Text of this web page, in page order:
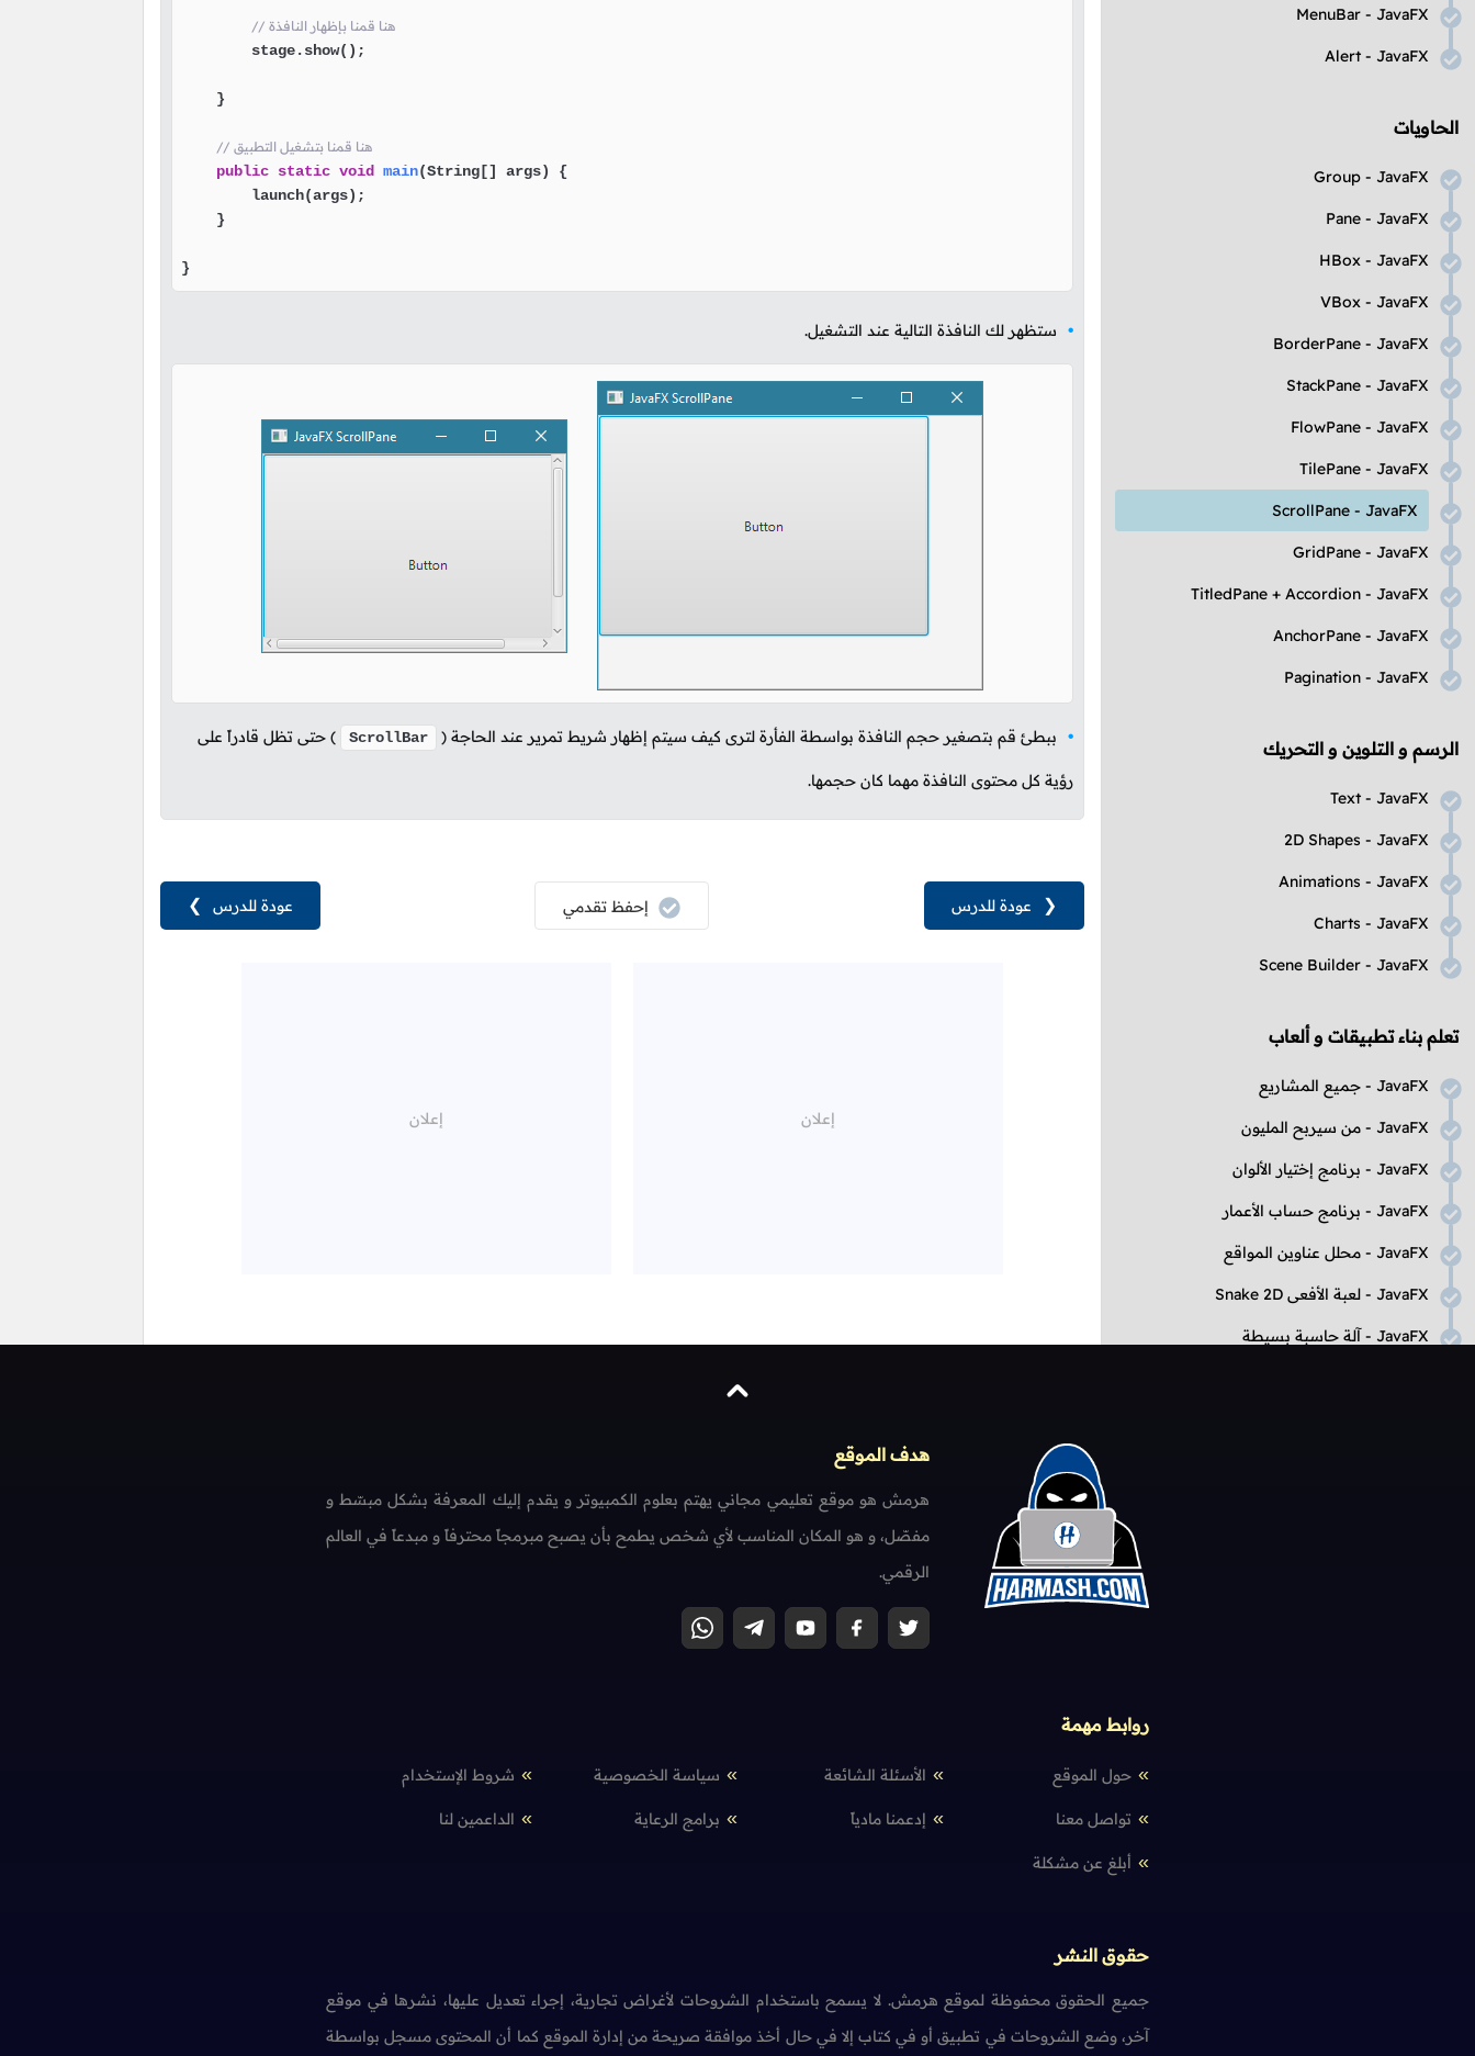
JavaFX
-
MenuBar
JavaFX
-
Alert
الحاويات
JavaFX
-
Group
JavaFX
-
Pane
JavaFX
-
HBox
JavaFX
-
VBox
JavaFX
-
BorderPane
JavaFX
-
StackPane
JavaFX
-
FlowPane
JavaFX
-
TilePane
JavaFX
-
ScrollPane
JavaFX
-
GridPane
JavaFX
-
Accordion
+
TitledPane
JavaFX
-
AnchorPane
JavaFX
-
Pagination
الرسم و التلوين و التحريك
JavaFX
-
Text
JavaFX
-
2D Shapes
JavaFX
-
Animations
JavaFX
-
Charts
JavaFX
-
Scene Builder
تعلم بناء تطبيقات و ألعاب
JavaFX - جميع المشاريع
JavaFX - من سيربح المليون
JavaFX - برنامج إختيار الألوان
JavaFX - برنامج حساب الأعمار
JavaFX - محلل عناوين المواقع
JavaFX - لعبة الأفعى Snake 2D
JavaFX - آلة حاسبة بسيطة
// هنا قمنا بإظهار النافذة
        stage.show();
    }
// هنا قمنا بتشغيل التطبيق
public static void main(String[] args)
{
        launch(args);
    }
}
ستظهر لك النافذة التالية عند التشغيل.
ببطئ قم بتصغير حجم النافذة بواسطة الفأرة لترى كيف سيتم إظهار شريط تمرير عند الحاجة (
ScrollBar
) حتى تظل قادراً على
رؤية كل محتوى النافذة مهما كان حجمها.
عودة للدرس ❯ إحفظ تقدمي ❮ عودة للدرس
هدف الموقع
هرمش هو موقع تعليمي مجاني يهتم بعلوم الكمبيوتر و يقدم إليك المعرفة بشكل مبسّط و
مفصّل، و هو المكان المناسب لأي شخص يطمح بأن يصبح مبرمجاً محترفاً و مبدعاً في العالم
الرقمي.
روابط مهمة
حول الموقع الأسئلة الشائعة سياسة الخصوصية شروط الإستخدام
تواصل معنا إدعمنا مادياً برامج الرعاية الداعمين لنا
أبلغ عن مشكلة
حقوق النشر
جميع الحقوق محفوظة لموقع هرمش. لا يسمح باستخدام الشروحات لأغراض تجارية، إجراء تعديل عليها، نشرها في موقع
آخر، وضع الشروحات في تطبيق أو في كتاب إلا في حال أخذ موافقة صريحة من إدارة الموقع كما أن المحتوى مسجل بواسطة